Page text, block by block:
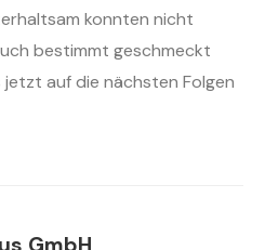
konnten nicht
bestimmt geschmeckt
auf die nächsten Folgen